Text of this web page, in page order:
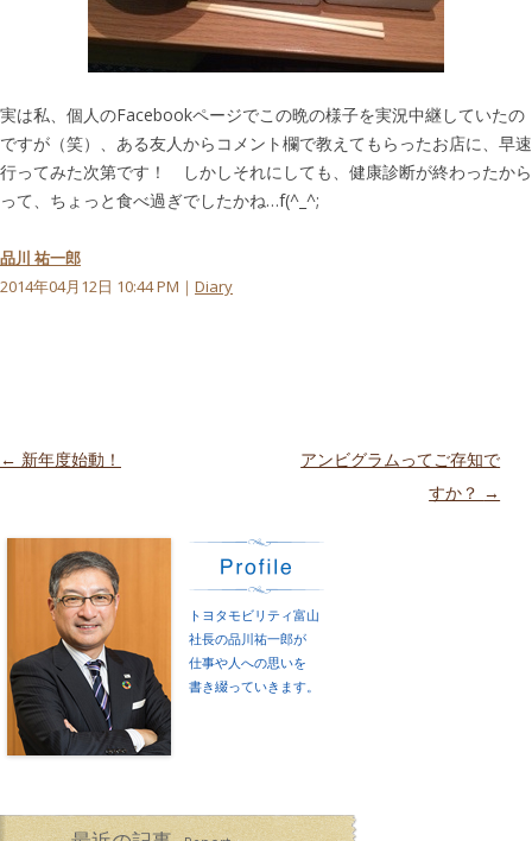
実は私、個人のFacebookページでこの晩の様子を実況中継していたの
ですが（笑）、ある友人からコメント欄で教えてもらったお店に、早速
行ってみた次第です！ しかしそれにしても、健康診断が終わったから
って、ちょっと食べ過ぎでしたかね…f(^_^;
品川 祐一郎
2014年04月12日 10:44 PM｜ Diary
投稿ナビゲーション
← 新年度始動！
アンビグラムってご存知で
すか？ →
トヨタモビリティ富山
社長の品川祐一郎が
仕事や人への思いを
書き綴っていきます。